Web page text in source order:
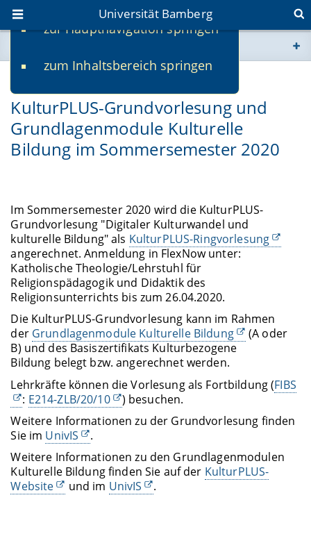
zur Hauptnavigation springen
zum Inhaltsbereich springen
Universität Bamberg
www.uni-bamberg.de
univis.uni-bamberg.de
fis.uni-bamberg.de
KulturPLUS-Grundvorlesung und
Grundlagenmodule Kulturelle
Bildung im Sommersemester 2020
Im Sommersemester 2020 wird die KulturPLUS-
Grundvorlesung "Digitaler Kulturwandel und
kulturelle Bildung" als KulturPLUS-Ringvorlesung
angerechnet. Anmeldung in FlexNow unter:
Katholische Theologie/Lehrstuhl für
Religionspädagogik und Didaktik des
Religionsunterrichts bis zum 26.04.2020.
Die KulturPLUS-Grundvorlesung kann im Rahmen
der Grundlagenmodule Kulturelle Bildung
(A oder
B) und des Basiszertifikats Kulturbezogene
Bildung belegt bzw. angerechnet werden.
Lehrkräfte können die Vorlesung als Fortbildung (FIBS
: E214-ZLB/20/10
) besuchen.
Weitere Informationen zu der Grundvorlesung finden
Sie im UnivIS
.
Weitere Informationen zu den Grundlagenmodulen
Kulturelle Bildung finden Sie auf der KulturPLUS-
Website
und im UnivIS .